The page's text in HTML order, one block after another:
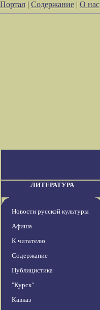
Портал | Содержание | О нас
ЛИТЕРАТУРА
Новости русской культуры
Афиша
К читателю
Содержание
Публицистика
"Курск"
Кавказ